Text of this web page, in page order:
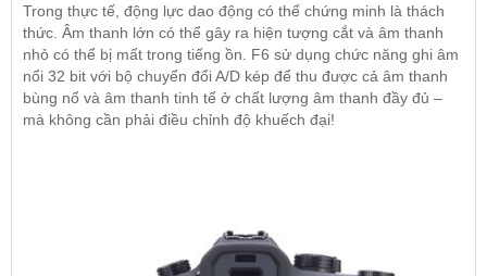
Trong thực tế, động lực dao động có thể chứng minh là thách
thức. Âm thanh lớn có thể gây ra hiện tượng cắt và âm thanh
nhỏ có thể bị mất trong tiếng ồn. F6 sử dụng chức năng ghi âm
nổi 32 bit với bộ chuyển đổi A/D kép để thu được cả âm thanh
bùng nổ và âm thanh tinh tế ở chất lượng âm thanh đầy đủ –
mà không cần phải điều chỉnh độ khuếch đại!